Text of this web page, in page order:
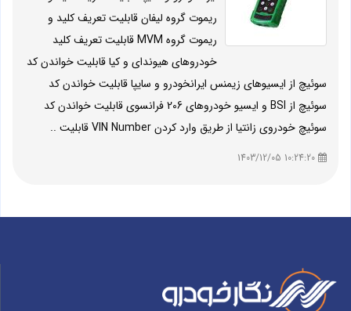
ریموت گروه لیفان قابلیت تعریف کلید و
ریموت گروه MVM قابلیت تعریف کلید
خودروهای هیوندای و کیا قابلیت خواندن کد
سوئیچ از ایسیوهای زیمنس ایرانخودرو و سایپا قابلیت خواندن کد
سوئیچ از BSI و ایسیو خودروهای 206 فرانسوی قابلیت خواندن کد
سوئیچ خودروی زانتیا از طریق وارد کردن VIN Number قابلیت ..